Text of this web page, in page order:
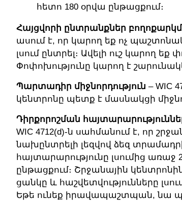
հետո 180 օրվա ընթացքում։
Հայցվորի ընտրանքներ
ասում է, որ կարող եք ոչ
լսում ընտրել։ Ավելի ուշ կարող եք
Փոփոխությունը կարող է
Պարտադիր միջնորդություն – WIC
կենտրոնը պետք է մասնակցի
Դիրքորոշման
WIC 4712(d)-ն սահմանում է, որ
նախընտրելի լեզվով ձեզ
հայտարարությունը լսումից
ընթացքում։ Շրջանային
ցանկը և հաշվետվությունները
Եթե ունեք իրավապաշտպան, նա